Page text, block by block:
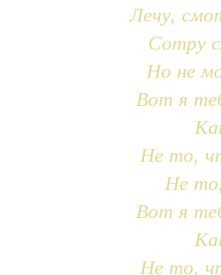
Лечу,
Сотру
Но не
Вот я
Не то,
Не
Вот я
Не то,